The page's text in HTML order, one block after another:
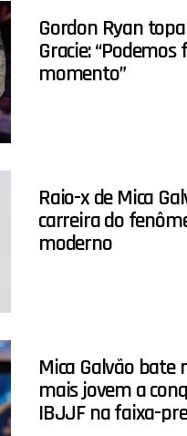
Gordon Ryan
Gracie:
momento”
Raio-x de Mica
carreira do
moderno
Mica Galvão bate
mais jovem a
IBJJF na faixa-